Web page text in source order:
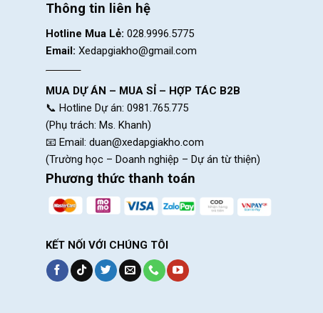
Thông tin liên hệ
Hotline Mua Lẻ: 028.9996.5775
Email: Xedapgiakho@gmail.com
MUA DỰ ÁN – MUA SỈ – HỢP TÁC B2B
📞 Hotline Dự án: 0981.765.775
(Phụ trách: Ms. Khanh)
📧 Email: duan@xedapgiakho.com
(Trường học – Doanh nghiệp – Dự án từ thiện)
Phương thức thanh toán
KẾT NỐI VỚI CHÚNG TÔI